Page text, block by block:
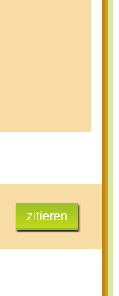
zitieren